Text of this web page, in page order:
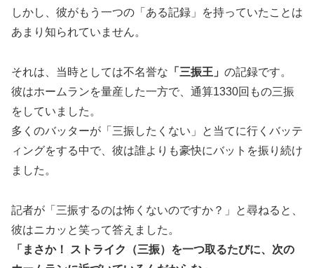
しかし、彼がもう一つの「ある記録」を持っていたことは
あまり知られていません。
それは、当時としては不名誉な 「三振王」 の記録です。
彼はホームランを量産した一方で、通算1330回もの三振
をしていました。
多くのバッターが「三振したくない」と当てに行くバッテ
ィングをする中で、彼は誰よりも豪快にバットを振り続け
ました。
記者が「三振するのは怖くないのですか？」と尋ねると、
彼はニカッと笑って答えました。
「まさか！ ストライク（三振）を一つ取るたびに、次の